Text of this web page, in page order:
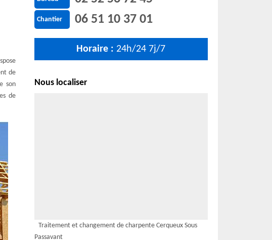
de
son
de
Chantier 06 51 10 37 01
Horaire : 24h/24 7j/7
Nous localiser
Traitement et changement de charpente Cerqueux Sous
Passavant